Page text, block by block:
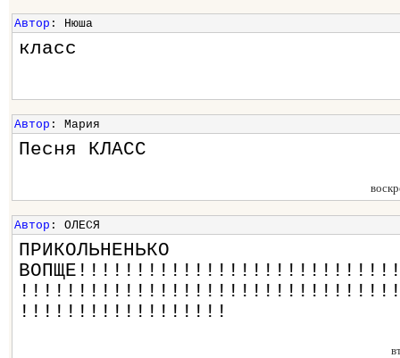
Автор : Нюша
класс
Автор : Мария
Песня КЛАСС
Автор : ОЛЕСЯ
ПРИКОЛЬНЕНЬКО
!!!!!!!!!!!!!!!!!!